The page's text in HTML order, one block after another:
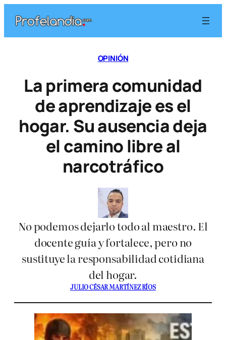
contenido
OPINIÓN
La primera comunidad
de aprendizaje es el
hogar. Su ausencia deja
el camino libre al
narcotráfico
No podemos dejarlo todo al maestro. El
docente guía y fortalece, pero no
sustituye la responsabilidad cotidiana
del hogar.
JULIO CÉSAR MARTÍNEZ RÍOS